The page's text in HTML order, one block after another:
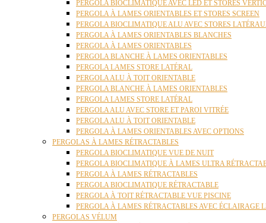
PERGOLA BIOCLIMATIQUE AVEC LED ET STORES
PERGOLA À LAMES ORIENTABLES ET STORES SCREEN
PERGOLA BIOCLIMATIQUE ALU AVEC STORES
PERGOLA À LAMES ORIENTABLES BLANCHES
PERGOLA À LAMES ORIENTABLES
PERGOLA BLANCHE À LAMES ORIENTABLES
PERGOLA LAMES STORE LATÉRAL
PERGOLA ALU À TOIT ORIENTABLE
PERGOLA BLANCHE À LAMES ORIENTABLES
PERGOLA LAMES STORE LATÉRAL
PERGOLA ALU AVEC STORE ET PAROI VITRÉE
PERGOLA ALU À TOIT ORIENTABLE
PERGOLA À LAMES ORIENTABLES AVEC OPTIONS
PERGOLAS À LAMES RÉTRACTABLES
PERGOLA BIOCLIMATIQUE VUE DE NUIT
PERGOLA BIOCLIMATIQUE À LAMES ULTRA
PERGOLA À LAMES RÉTRACTABLES
PERGOLA BIOCLIMATIQUE RÉTRACTABLE
PERGOLA À TOIT RÉTRACTABLE VUE PISCINE
PERGOLA À LAMES RÉTRACTABLES AVEC ÉCLAIRAGE
PERGOLAS VÉLUM